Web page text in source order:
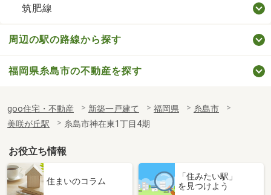
筑肥線
周辺の駅の路線から探す
福岡県糸島市の不動産を探す
goo住宅・不動産 新築一戸建て 福岡県
糸島市
美咲が丘駅
糸島市神在東1丁目4期
お役立ち情報
住まいのコラム
「住みたい駅」
を見つけよう